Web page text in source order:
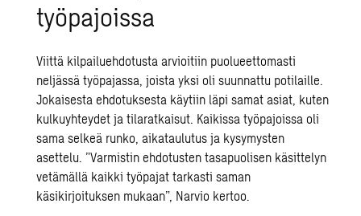
työpajoissa
Viittä kilpailuehdotusta arvioitiin puolueettomasti
neljässä työpajassa, joista yksi oli suunnattu potilaille.
Jokaisesta ehdotuksesta käytiin läpi samat asiat, kuten
kulkuyhteydet ja tilaratkaisut. Kaikissa työpajoissa oli
sama selkeä runko, aikataulutus ja kysymysten
asettelu. ”Varmistin ehdotusten tasapuolisen käsittelyn
vetämällä kaikki työpajat tarkasti saman
käsikirjoituksen mukaan”, Narvio kertoo.